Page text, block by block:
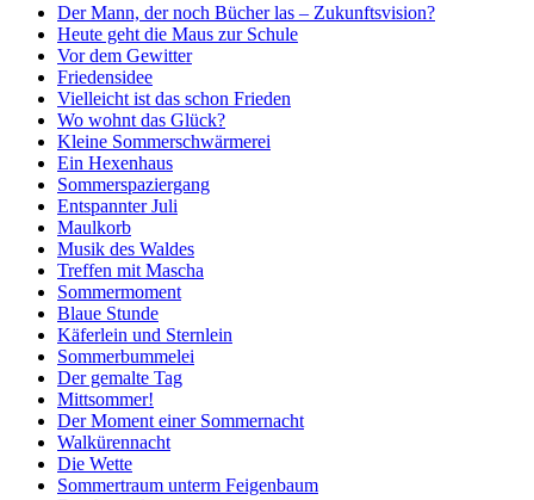
Der Mann, der noch Bücher las – Zukunftsvision?
Heute geht die Maus zur Schule
Vor dem Gewitter
Friedensidee
Vielleicht ist das schon Frieden
Wo wohnt das Glück?
Kleine Sommerschwärmerei
Ein Hexenhaus
Sommerspaziergang
Entspannter Juli
Maulkorb
Musik des Waldes
Treffen mit Mascha
Sommermoment
Blaue Stunde
Käferlein und Sternlein
Sommerbummelei
Der gemalte Tag
Mittsommer!
Der Moment einer Sommernacht
Walkürennacht
Die Wette
Sommertraum unterm Feigenbaum